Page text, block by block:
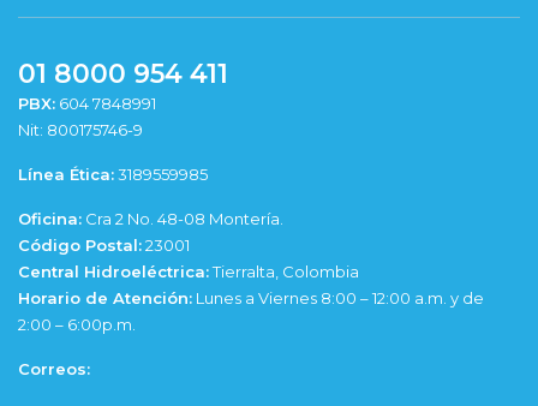
01 8000 954 411
PBX: 604 7848991
Nit: 800175746-9
Línea Ética:3189559985
Oficina: Cra 2 No. 48-08 Montería.
Código Postal:23001
Central Hidroeléctrica:Tierralta, Colombia
Horario de Atención: Lunes a Viernes 8:00 – 12:00 a.m. y de
2:00 – 6:00p.m.
Correos: